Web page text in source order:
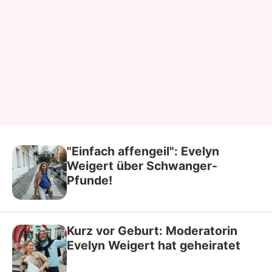
"Einfach affengeil": Evelyn
Weigert über Schwanger-
Pfunde!
Kurz vor Geburt: Moderatorin
Evelyn Weigert hat geheiratet